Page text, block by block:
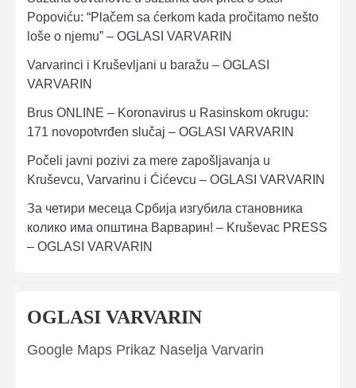
Popoviću: “Plačem sa ćerkom kada pročitamo nešto
loše o njemu” – OGLASI VARVARIN
Varvarinci i Kruševljani u baražu – OGLASI
VARVARIN
Brus ONLINE – Koronavirus u Rasinskom okrugu:
171 novopotvrđen slučaj – OGLASI VARVARIN
Počeli javni pozivi za mere zapošljavanja u
Kruševcu, Varvarinu i Ćićevcu – OGLASI VARVARIN
За четири месеца Србија изгубила становника
колико има општина Варварин! – Kruševac PRESS
– OGLASI VARVARIN
OGLASI VARVARIN
Google Maps Prikaz Naselja Varvarin